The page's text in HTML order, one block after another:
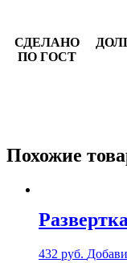
СДЕЛАНО
ПО ГОСТ
Похожие
432 руб.